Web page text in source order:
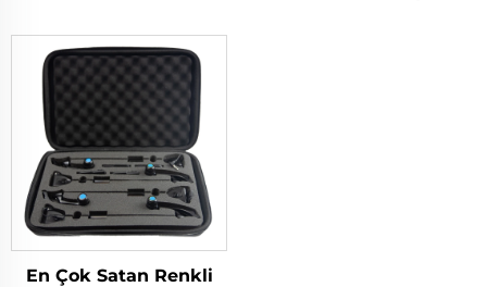
En Çok Satan Renkli